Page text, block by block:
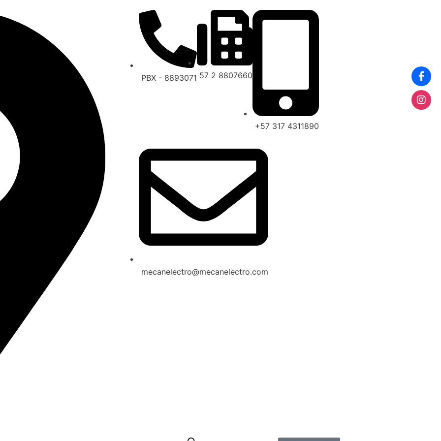
PBX - 8893071 57 2 8807660
+57 317 4311890
mecanelectro@mecanelectro.com